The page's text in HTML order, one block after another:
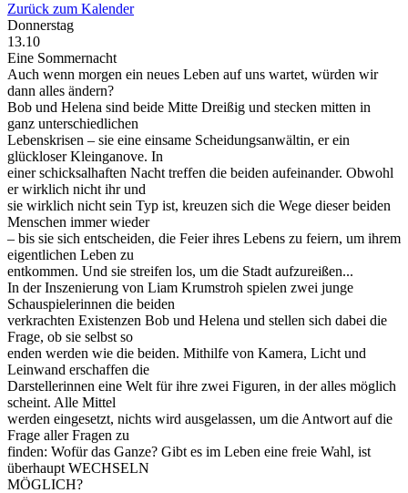
Zurück zum Kalender
Donnerstag
13.10
Eine Sommernacht
Auch wenn morgen ein neues Leben auf uns wartet, würden wir
dann alles ändern?
Bob und Helena sind beide Mitte Dreißig und stecken mitten in
ganz unterschiedlichen
Lebenskrisen – sie eine einsame Scheidungsanwältin, er ein
glückloser Kleinganove. In
einer schicksalhaften Nacht treffen die beiden aufeinander. Obwohl
er wirklich nicht ihr und
sie wirklich nicht sein Typ ist, kreuzen sich die Wege dieser beiden
Menschen immer wieder
– bis sie sich entscheiden, die Feier ihres Lebens zu feiern, um ihrem
eigentlichen Leben zu
entkommen. Und sie streifen los, um die Stadt aufzureißen...
In der Inszenierung von Liam Krumstroh spielen zwei junge
Schauspielerinnen die beiden
verkrachten Existenzen Bob und Helena und stellen sich dabei die
Frage, ob sie selbst so
enden werden wie die beiden. Mithilfe von Kamera, Licht und
Leinwand erschaffen die
Darstellerinnen eine Welt für ihre zwei Figuren, in der alles möglich
scheint. Alle Mittel
werden eingesetzt, nichts wird ausgelassen, um die Antwort auf die
Frage aller Fragen zu
finden: Wofür das Ganze? Gibt es im Leben eine freie Wahl, ist
überhaupt WECHSELN
MÖGLICH?